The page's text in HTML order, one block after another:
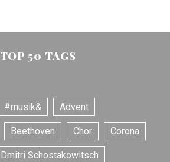
TOP 50 TAGS
#musik& Advent
Beethoven Chor Corona
Dmitri Schostakowitsch